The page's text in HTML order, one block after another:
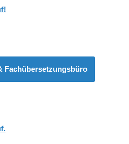
Fachübersetzungsbüro